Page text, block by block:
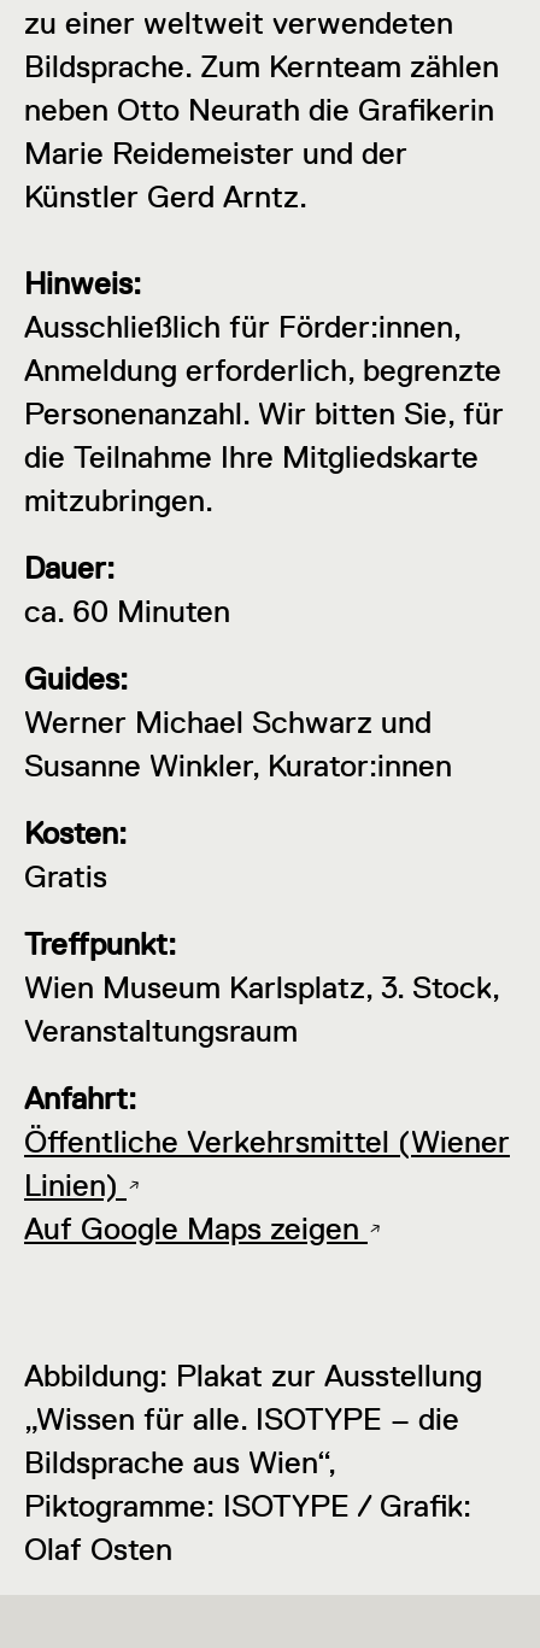
zu einer weltweit verwendeten
Bildsprache. Zum Kernteam zählen
neben Otto Neurath die Grafikerin
Marie Reidemeister und der
Künstler Gerd Arntz.
Hinweis:
Ausschließlich für Förder:innen,
Anmeldung erforderlich, begrenzte
Personenanzahl. Wir bitten Sie, für
die Teilnahme Ihre Mitgliedskarte
mitzubringen.
Dauer:
ca. 60 Minuten
Guides:
Werner Michael Schwarz und
Susanne Winkler, Kurator:innen
Kosten:
Gratis
Treffpunkt:
Wien Museum Karlsplatz, 3. Stock,
Veranstaltungsraum
Anfahrt:
Öffentliche Verkehrsmittel (Wiener
Linien)
Auf Google Maps zeigen
Abbildung: Plakat zur Ausstellung
„Wissen für alle. ISOTYPE – die
Bildsprache aus Wien“,
Piktogramme: ISOTYPE / Grafik:
Olaf Osten